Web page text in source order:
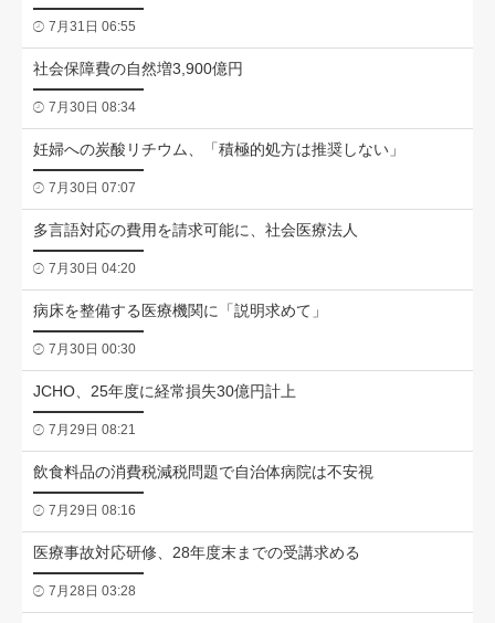
7月31日 06:55
社会保障費の自然増3,900億円
7月30日 08:34
妊婦への炭酸リチウム、「積極的処方は推奨しない」
7月30日 07:07
多言語対応の費用を請求可能に、社会医療法人
7月30日 04:20
病床を整備する医療機関に「説明求めて」
7月30日 00:30
JCHO、25年度に経常損失30億円計上
7月29日 08:21
飲食料品の消費税減税問題で自治体病院は不安視
7月29日 08:16
医療事故対応研修、28年度末までの受講求める
7月28日 03:28